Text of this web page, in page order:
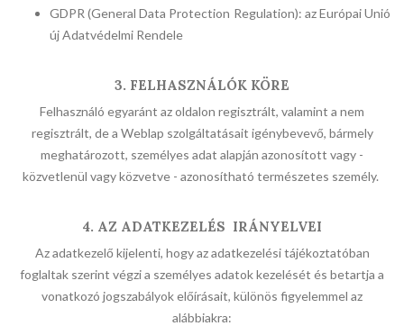
GDPR (General Data Protection Regulation): az Európai Unió
új Adatvédelmi Rendele
3. FELHASZNÁLÓK KÖRE
Felhasználó egyaránt az oldalon regisztrált, valamint a nem
regisztrált, de a Weblap szolgáltatásait igénybevevő, bármely
meghatározott, személyes adat alapján azonosított vagy -
közvetlenül vagy közvetve - azonosítható természetes személy.
4. AZ ADATKEZELÉS IRÁNYELVEI
Az adatkezelő kijelenti, hogy az adatkezelési tájékoztatóban
foglaltak szerint végzi a személyes adatok kezelését és betartja a
vonatkozó jogszabályok előírásait, különös figyelemmel az
alábbiakra: